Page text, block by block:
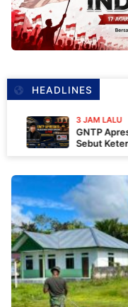
HEADLINES
3 JAM LALU
GNTP Apresiasi
Sebut Keterbukaan